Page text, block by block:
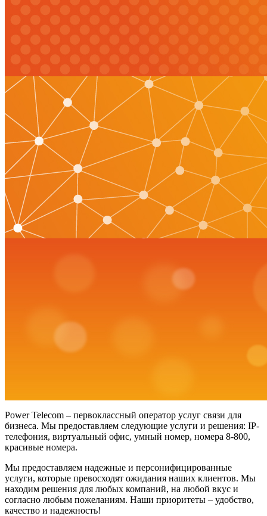
Power Telecom – первоклассный оператор услуг связи для
бизнеса. Мы предоставляем следующие услуги и решения: IP-
телефония, виртуальный офис, умный номер, номера 8-800,
красивые номера.
Мы предоставляем надежные и персонифицированные
услуги, которые превосходят ожидания наших клиентов. Мы
находим решения для любых компаний, на любой вкус и
согласно любым пожеланиям. Наши приоритеты – удобство,
качество и надежность!